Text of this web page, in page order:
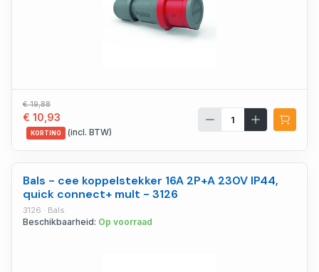
€ 19,88
€ 10,93
KORTING (incl. BTW)
Bals - cee koppelstekker 16A 2P+A 230V IP44,
quick connect+ mult - 3126
3126 · Bals
Beschikbaarheid: Op voorraad